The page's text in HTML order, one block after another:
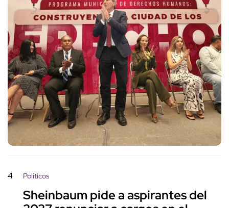
4 Políticos
Sheinbaum pide a aspirantes del